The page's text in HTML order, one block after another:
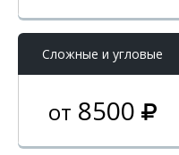
Cложные и угловые
от 8500